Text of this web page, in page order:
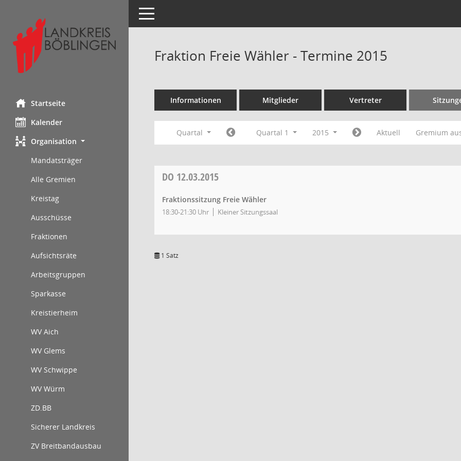
Startseite
Kalender
Organisation
Mandatsträger
Alle Gremien
Kreistag
Ausschüsse
Fraktionen
Aufsichtsräte
Arbeitsgruppen
Sparkasse
Kreistierheim
WV Aich
WV Glems
WV Schwippe
WV Würm
ZD.BB
Sicherer Landkreis
ZV Breitbandausbau
Toggle navigation
Fraktion Freie Wähler - Termine 2015
Informationen Mitglieder Vertreter
Quartal Quartal 1 2015 Aktuell Gremium
DO 12.03.2015
Fraktionssitzung Freie Wähler
18:30-21:30 Uhr Kleiner Sitzungssaal
1 Satz